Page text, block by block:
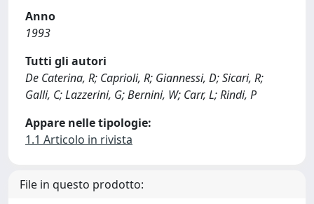
Anno
1993
Tutti gli autori
De Caterina, R; Caprioli, R; Giannessi, D; Sicari, R;
Galli, C; Lazzerini, G; Bernini, W; Carr, L; Rindi, P
Appare nelle tipologie:
1.1 Articolo in rivista
File in questo prodotto: